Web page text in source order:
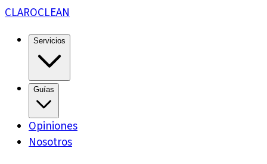
CLAROCLEAN
Servicios
Guías
Opiniones
Nosotros